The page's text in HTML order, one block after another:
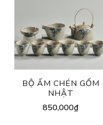
BỘ ẤM CHÉN GỐM
NHẬT
850,000₫